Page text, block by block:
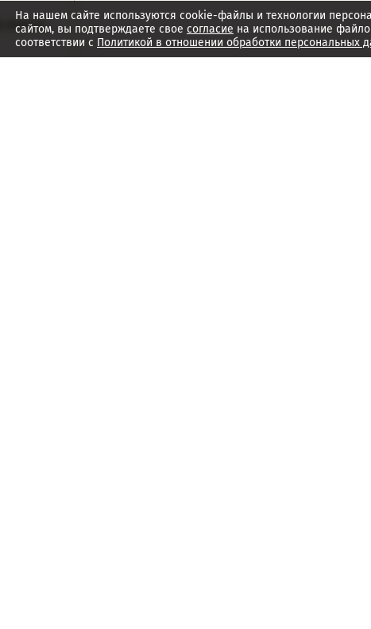
дому в
На нашем сайте используются cookie-файлы и технологии
сайтом, вы подтверждаете свое согласие на использование
соответствии с Политикой в отношении обработки персональных